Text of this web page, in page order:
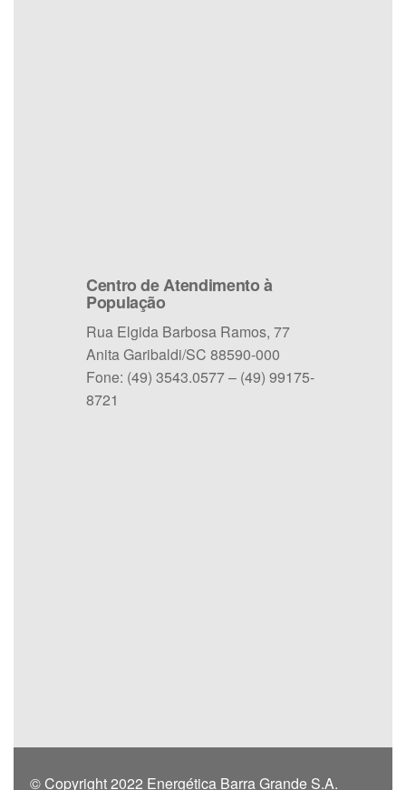
Centro de Atendimento à
População
Rua Elgida Barbosa Ramos, 77
Anita Garibaldi/SC 88590-000
Fone: (49) 3543.0577 – (49) 99175-
8721
© Copyright 2022 Energética Barra Grande S.A.